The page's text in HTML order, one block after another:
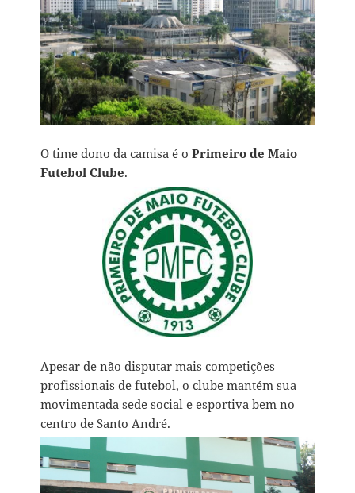
O time dono da camisa é oPrimeiro de Maio
Futebol Clube.
Apesar de não disputar mais competições
profissionais de futebol, o clube mantém sua
movimentada sede social e esportiva bem no
centro de Santo André.